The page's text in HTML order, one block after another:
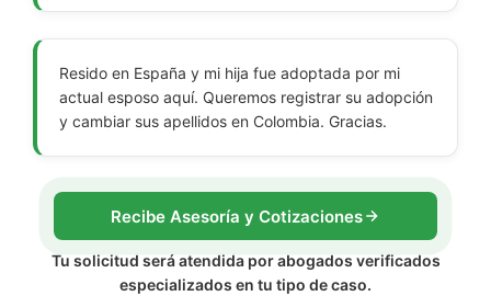
Resido en España y mi hija fue adoptada por mi
actual esposo aquí. Queremos registrar su adopción
y cambiar sus apellidos en Colombia. Gracias.
Recibe Asesoría y Cotizaciones
Tu solicitud será atendida por abogados verificados
especializados en tu tipo de caso.